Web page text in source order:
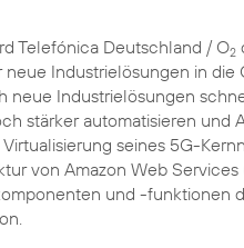
Telefónica Deutschland / O2
Industrielösungen in die
neue Industrielösungen
stärker automatisieren und
seines 5G-
von Amazon Web Services
und -funktionen